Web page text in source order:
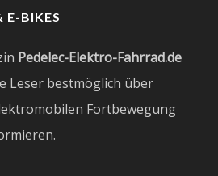
E-BIKES
Pedelec-Elektro-Fahrrad.de
Leser bestmöglich über
Fortbewegung